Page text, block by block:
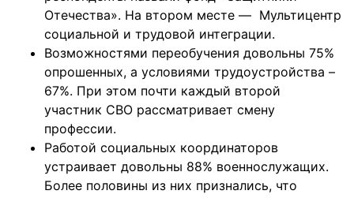
Отечества». На втором месте — Мультицентр
социальной и трудовой интеграции.
Возможностями переобучения довольны 75%
опрошенных, а условиями трудоустройства –
67%. При этом почти каждый второй
участник СВО рассматривает смену
профессии.
Работой социальных координаторов
устраивает довольны 88% военнослужащих.
Более половины из них признались, что